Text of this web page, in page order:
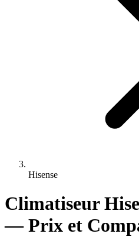
Hisense
Climatiseur
— Prix et